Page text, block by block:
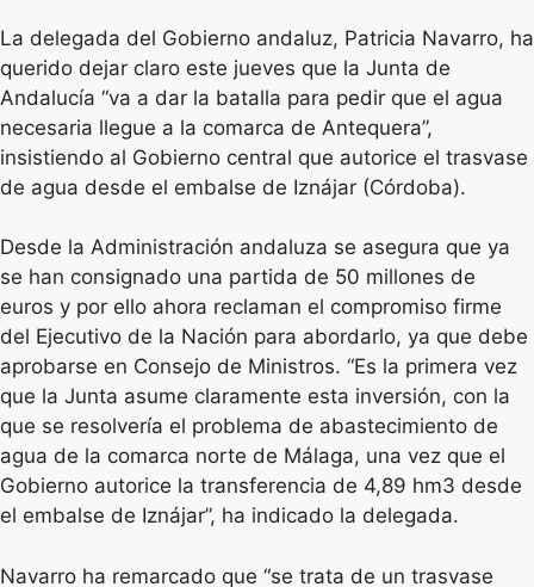
La delegada del Gobierno andaluz, Patricia Navarro, ha
querido dejar claro este jueves que la Junta de
Andalucía “va a dar la batalla para pedir que el agua
necesaria llegue a la comarca de Antequera”,
insistiendo al Gobierno central que autorice el trasvase
de agua desde el embalse de Iznájar (Córdoba).
Desde la Administración andaluza se asegura que ya
se han consignado una partida de 50 millones de
euros y por ello ahora reclaman el compromiso firme
del Ejecutivo de la Nación para abordarlo, ya que debe
aprobarse en Consejo de Ministros. “Es la primera vez
que la Junta asume claramente esta inversión, con la
que se resolvería el problema de abastecimiento de
agua de la comarca norte de Málaga, una vez que el
Gobierno autorice la transferencia de 4,89 hm3 desde
el embalse de Iznájar”, ha indicado la delegada.
Navarro ha remarcado que “se trata de un trasvase